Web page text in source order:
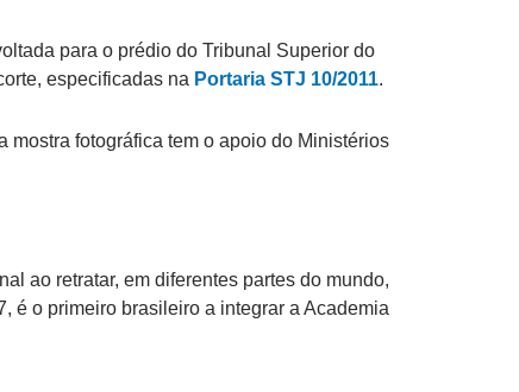
para o prédio do Tribunal Superior do
especificadas na Portaria STJ 10/2011.
fotográfica tem o apoio do Ministérios
ao retratar, em diferentes partes do mundo,
é o primeiro brasileiro a integrar a Academia